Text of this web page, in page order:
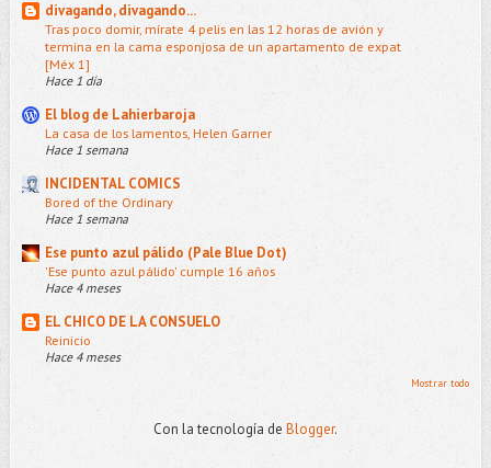
divagando, divagando...
Tras poco domir, mírate 4 pelis en las 12 horas de avión y
termina en la cama esponjosa de un apartamento de expat
[Méx 1]
Hace 1 día
El blog de Lahierbaroja
La casa de los lamentos, Helen Garner
Hace 1 semana
INCIDENTAL COMICS
Bored of the Ordinary
Hace 1 semana
Ese punto azul pálido (Pale Blue Dot)
'Ese punto azul pálido' cumple 16 años
Hace 4 meses
EL CHICO DE LA CONSUELO
Reinicio
Hace 4 meses
Mostrar todo
Con la tecnología de Blogger.